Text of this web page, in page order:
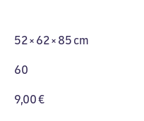
52 × 62 × 85 cm
60
9,00€